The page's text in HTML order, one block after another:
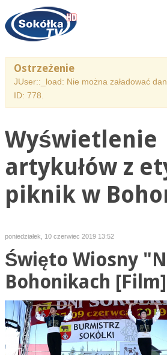
Ostrzeżenie
JUser::_load: Nie można załadować
ID: 778.
Wyświetlenie
artykułów z
piknik w
poniedziałek, 10 czerwiec 2019 13:52
Święto Wiosny
Bohonikach [Film]